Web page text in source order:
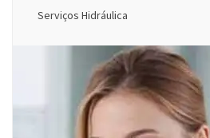
Serviços Hidráulica